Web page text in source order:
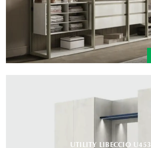
UTILITY LIBECCIO U453